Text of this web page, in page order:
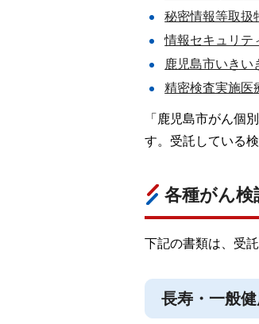
秘密情報等取扱
情報セキュリテ
鹿児島市いきい
精密検査実施医
「鹿児島市がん個
す。受託している
各種がん検
下記の書類は、受
長寿・一般